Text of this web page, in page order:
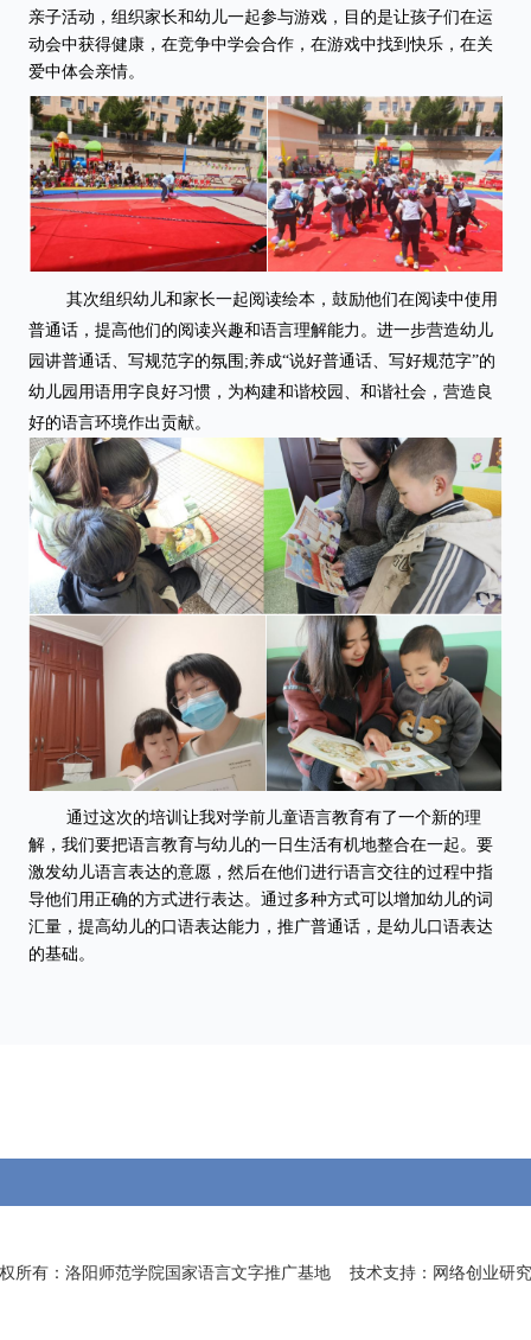
亲子活动，组织家长和幼儿一起参与游戏，目的是让孩子们在运
动会中获得健康，在竞争中学会合作，在游戏中找到快乐，在关
爱中体会亲情。
其次组织幼儿和家长一起阅读绘本，鼓励他们在阅读中使用
普通话，提高他们的阅读兴趣和语言理解能力。进一步营造幼儿
园讲普通话、写规范字的氛围;养成“说好普通话、写好规范字”的
幼儿园用语用字良好习惯，为构建和谐校园、和谐社会，营造良
好的语言环境作出贡献。
通过这次的培训让我对学前儿童语言教育有了一个新的理
解，我们要把语言教育与幼儿的一日生活有机地整合在一起。要
激发幼儿语言表达的意愿，然后在他们进行语言交往的过程中指
导他们用正确的方式进行表达。通过多种方式可以增加幼儿的词
汇量，提高幼儿的口语表达能力，推广普通话，是幼儿口语表达
的基础。
所有：洛阳师范学院国家语言文字推广基地 技术支持：网络创业研